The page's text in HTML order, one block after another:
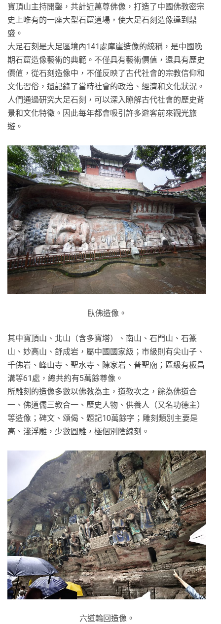
寶頂山主持開鑿，共計近萬尊佛像，打造了中國佛教密宗
史上唯有的一座大型石窟道場，使大足石刻造像達到鼎
盛。
大足石刻是大足區境內141處摩崖造像的統稱，是中國晚
期石窟造像藝術的典範。不僅具有藝術價值，還具有歷史
價值，從石刻造像中，不僅反映了古代社會的宗教信仰和
文化習俗，還記錄了當時社會的政治、經濟和文化狀況。
人們通過研究大足石刻，可以深入瞭解古代社會的歷史背
景和文化特徵。因此每年都會吸引許多遊客前來觀光旅
遊。
臥佛造像。
其中寶頂山、北山（含多寶塔）、南山、石門山、石篆
山、妙高山、舒成岩，屬中國國家級；市級則有尖山子、
千佛岩、峰山寺、聖水寺、陳家岩、普聖廟；區級有板昌
溝等61處，總共約有5萬餘尊像。
所雕刻的造像多數以佛教為主，道教次之，餘為佛道合
一、佛道儒三教合一、歷史人物、供養人（又名功德主）
等造像；碑文、頌偈、題記10萬餘字；雕刻類別主要是
高、淺浮雕，少數圓雕，極個別陰線刻。
六道輪回造像。